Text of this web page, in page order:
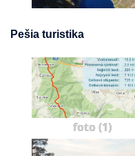
Pešia turistika
foto (1)